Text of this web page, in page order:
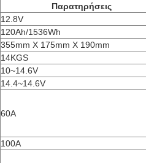
Παρατηρήσεις
12.8V
120Ah/1536Wh
355mm X 175mm X 190mm
14KGS
10~14.6V
14.4~14.6V
60A
100A